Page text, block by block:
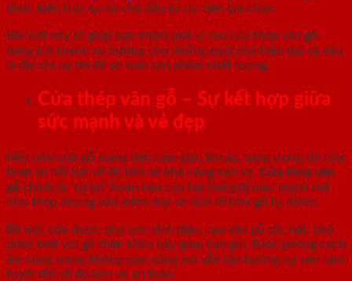
đình, kiến trúc sư và chủ đầu tư ưu tiên lựa chọn.
Bài viết này sẽ giúp bạn khám phá vì sao cửa thép vân gỗ
đang trở thành xu hướng cho những ngôi nhà hiện đại và đâu
là địa chỉ uy tín để sở hữu sản phẩm chất lượng.
Cửa thép vân gỗ – Sự kết hợp giữa
sức mạnh và vẻ đẹp
Nếu như cửa gỗ mang đến cảm giác ấm áp, sang trọng thì cửa
thép lại nổi bật về độ bền và khả năng bảo vệ. Cửa thép vân
gỗ chính là “sự lai” hoàn hảo của hai thế giới này: mạnh mẽ
như thép nhưng vẫn mềm mại và tinh tế như gỗ tự nhiên.
Bề mặt cửa được phủ sơn tĩnh điện, tạo vân gỗ sắc nét, khó
phân biệt với gỗ thật. Điều này giúp bạn giữ được phong cách
ấm cúng trong không gian sống mà vẫn tận hưởng sự yên tâm
tuyệt đối về độ bền và an toàn.